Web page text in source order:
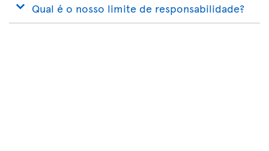
Qual é o nosso limite de responsabilidade?